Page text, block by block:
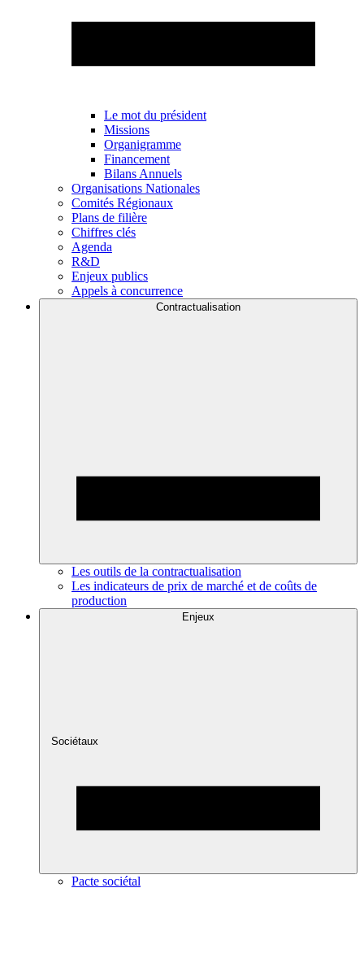
Le mot du président
Missions
Organigramme
Financement
Bilans Annuels
Organisations Nationales
Comités Régionaux
Plans de filière
Chiffres clés
Agenda
R&D
Enjeux publics
Appels à concurrence
Contractualisation
Les outils de la contractualisation
Les indicateurs de prix de marché et de coûts de
production
Enjeux
Sociétaux
Pacte sociétal